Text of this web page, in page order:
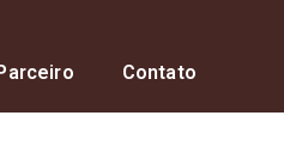
Contato